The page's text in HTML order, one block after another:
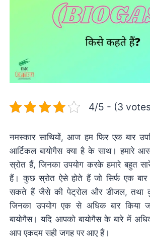
4/5 - (3
नमस्कार साथियों, आज हम फिर एक बार
आर्टिकल बायोगैस क्या है के साथ। हमारे
स्रोत हैं, जिनका उपयोग करके हमारे बहुत
हैं। कुछ स्रोत ऐसे होते हैं जो सिर्फ एक बार
सकते हैं जैसे की पेट्रोल और डीजल, तथा
जिनका उपयोग एक से अधिक बार
बायोगैस। यदि आपको बायोगैस के बारे में
आप एकदम सही जगह पर आए हैं।